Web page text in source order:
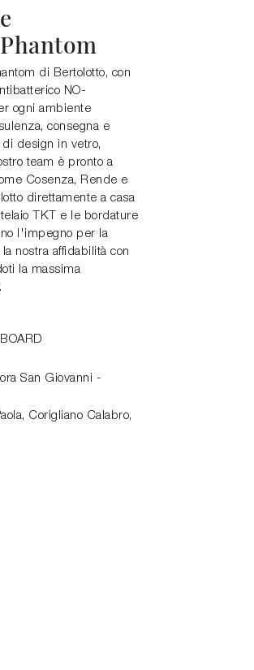
di Bertolotto, con
NO-
ogni ambiente
consegna e
design in vetro,
team è pronto a
Cosenza, Rende e
direttamente a casa
TKT e le bordature
l'impegno per la
nostra affidabilità con
la massima
San Giovanni -
Corigliano Calabro,